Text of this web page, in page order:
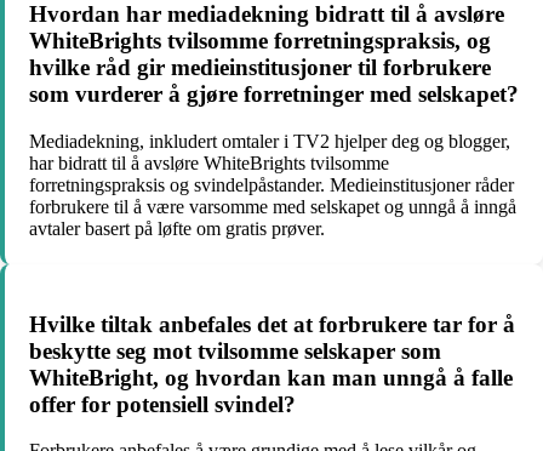
Hvordan har mediadekning bidratt til å avsløre
WhiteBrights tvilsomme forretningspraksis, og
hvilke råd gir medieinstitusjoner til forbrukere
som vurderer å gjøre forretninger med selskapet?
Mediadekning, inkludert omtaler i TV2 hjelper deg og blogger,
har bidratt til å avsløre WhiteBrights tvilsomme
forretningspraksis og svindelpåstander. Medieinstitusjoner råder
forbrukere til å være varsomme med selskapet og unngå å inngå
avtaler basert på løfte om gratis prøver.
Hvilke tiltak anbefales det at forbrukere tar for å
beskytte seg mot tvilsomme selskaper som
WhiteBright, og hvordan kan man unngå å falle
offer for potensiell svindel?